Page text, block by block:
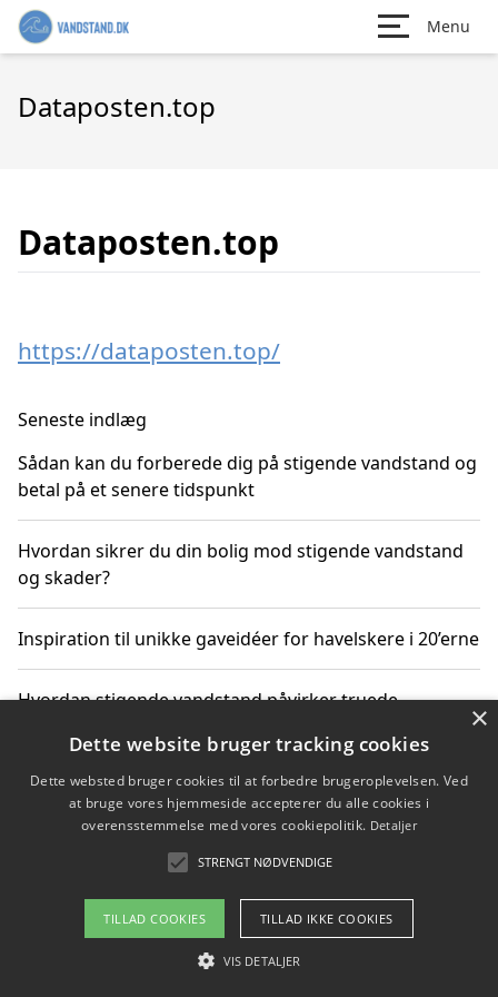
Menu
Dataposten.top
Dataposten.top
https://dataposten.top/
Seneste indlæg
Sådan kan du forberede dig på stigende vandstand og
betal på et senere tidspunkt
Hvordan sikrer du din bolig mod stigende vandstand
og skader?
Inspiration til unikke gaveidéer for havelskere i 20’erne
Hvordan stigende vandstand påvirker truede
Sådan vælger du de bedste vandrerygsække til
vandreture i Danmark
Copyright 2026 - Pilanto Aps
Om / kontakt
×
Dette website bruger tracking cookies
Dette websted bruger cookies til at forbedre brugeroplevelsen. Ved
at bruge vores hjemmeside accepterer du alle cookies i
overensstemmelse med vores cookiepolitik. Detaljer
STRENGT NØDVENDIGE
TILLAD COOKIES TILLAD IKKE COOKIES
VIS DETALJER